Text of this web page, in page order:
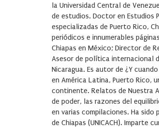
la Universidad Central de
de estudios. Doctor en Estudios
especializadas de Puerto Rico,
periódicos e innumerables
Chiapas en México; Director de
Asesor de política internacional
Nicaragua. Es autor de ¿Y
en América Latina, Puerto Rico,
continente. Relatos de Nuestra
de poder, las razones del
en varias compilaciones. Ha sido
de Chiapas (UNICACH). Imparte